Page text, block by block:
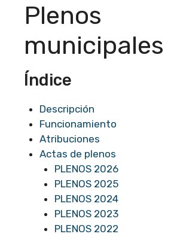
Plenos
municipales
Índice
Descripción
Funcionamiento
Atribuciones
Actas de plenos
PLENOS 2026
PLENOS 2025
PLENOS 2024
PLENOS 2023
PLENOS 2022